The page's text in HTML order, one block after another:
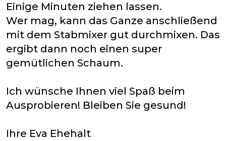
Einige Minuten ziehen lassen.
Wer mag, kann das Ganze anschließend
mit dem Stabmixer gut durchmixen. Das
ergibt dann noch einen super
gemütlichen Schaum.
Ich wünsche Ihnen viel Spaß beim
Ausprobieren! Bleiben Sie gesund!
Ihre Eva Ehehalt